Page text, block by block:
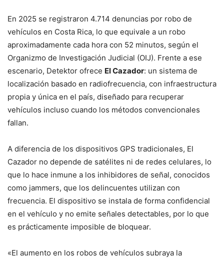
En 2025 se registraron 4.714 denuncias por robo de
vehículos en Costa Rica, lo que equivale a un robo
aproximadamente cada hora con 52 minutos, según el
Organizmo de Investigación Judicial (OIJ). Frente a ese
escenario, Detektor ofrece El Cazador: un sistema de
localización basado en radiofrecuencia, con infraestructura
propia y única en el país, diseñado para recuperar
vehículos incluso cuando los métodos convencionales
fallan.
A diferencia de los dispositivos GPS tradicionales, El
Cazador no depende de satélites ni de redes celulares, lo
que lo hace inmune a los inhibidores de señal, conocidos
como jammers, que los delincuentes utilizan con
frecuencia. El dispositivo se instala de forma confidencial
en el vehículo y no emite señales detectables, por lo que
es prácticamente imposible de bloquear.
«El aumento en los robos de vehículos subraya la